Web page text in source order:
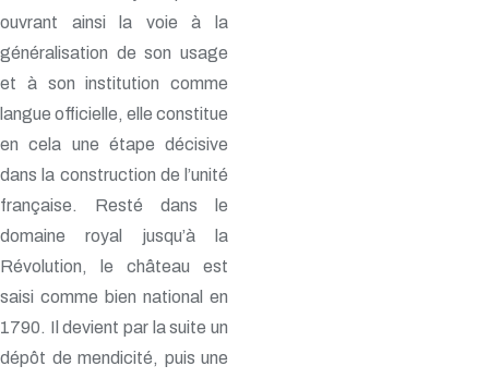
ouvrant ainsi la voie à la
généralisation de son usage
et à son institution comme
langue officielle, elle constitue
en cela une étape décisive
dans la construction de l’unité
française. Resté dans le
domaine royal jusqu’à la
Révolution, le château est
saisi comme bien national en
1790. Il devient par la suite un
dépôt de mendicité, puis une